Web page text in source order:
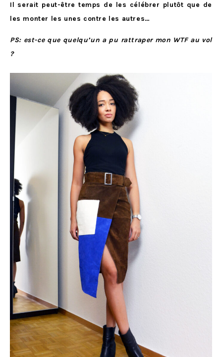
Il serait peut-être temps de les célébrer plutôt que de
les monter les unes contre les autres…
PS: est-ce que quelqu’un a pu rattraper mon WTF au vol
?